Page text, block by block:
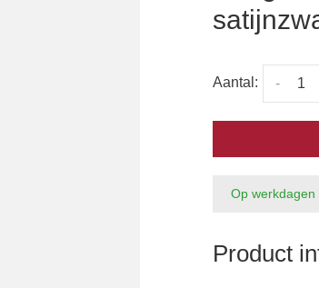
Aantal: -
Op werkdagen
Product